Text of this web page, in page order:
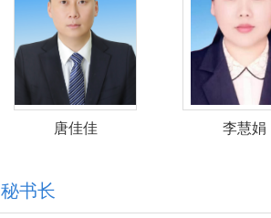
唐佳佳 李慧娟
秘书长